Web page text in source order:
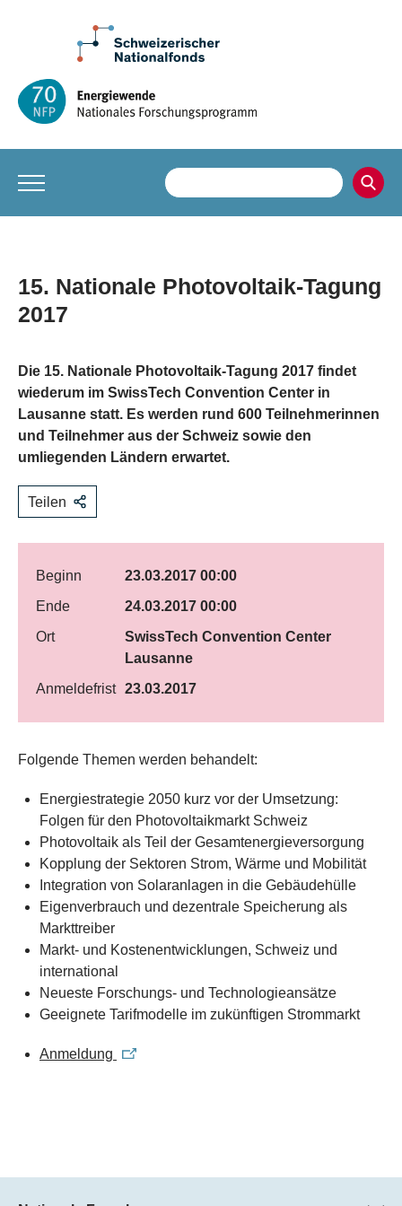
15. Nationale Photovoltaik-Tagung
2017
Die 15. Nationale Photovoltaik-Tagung 2017 findet
wiederum im SwissTech Convention Center in
Lausanne statt. Es werden rund 600 Teilnehmerinnen
und Teilnehmer aus der Schweiz sowie den
umliegenden Ländern erwartet.
Teilen
Beginn
23.03.2017 00:00
Ende
24.03.2017 00:00
Ort
SwissTech Convention Center
Lausanne
Anmeldefrist 23.03.2017
​Folgende Themen werden behandelt:
Energiestrategie 2050 kurz vor der Umsetzung:
Folgen für den Photovoltaikmarkt Schweiz
Photovoltaik als Teil der Gesamtenergieversorgung
Kopplung der Sektoren Strom, Wärme und Mobilität
Integration von Solaranlagen in die Gebäudehülle
Eigenverbrauch und dezentrale Speicherung als
Markttreiber
Markt- und Kostenentwicklungen, Schweiz und
international
Neueste Forschungs- und Technologieansätze
Geeignete Tarifmodelle im zukünftigen Strommarkt
Anmeldung